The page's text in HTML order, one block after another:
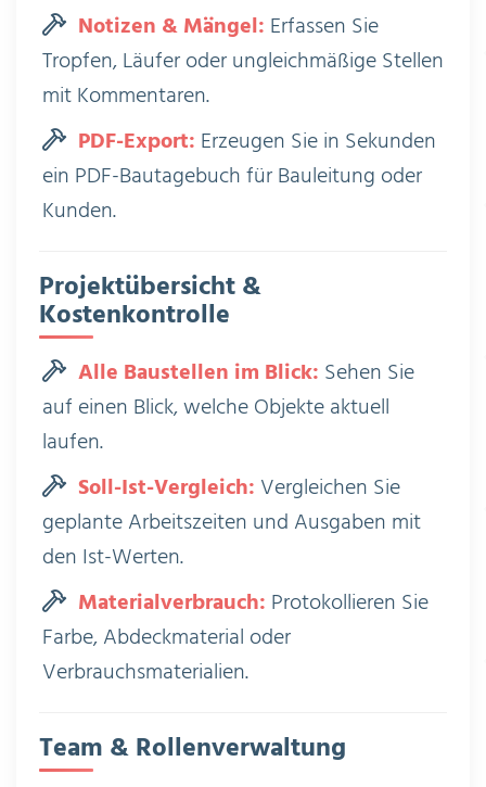
Notizen & Mängel: Erfassen Sie
Tropfen, Läufer oder ungleichmäßige Stellen
mit Kommentaren.
PDF-Export: Erzeugen Sie in Sekunden
ein PDF-Bautagebuch für Bauleitung oder
Kunden.
Projektübersicht &
Kostenkontrolle
Alle Baustellen im Blick: Sehen Sie
auf einen Blick, welche Objekte aktuell
laufen.
Soll-Ist-Vergleich: Vergleichen Sie
geplante Arbeitszeiten und Ausgaben mit
den Ist-Werten.
Materialverbrauch: Protokollieren Sie
Farbe, Abdeckmaterial oder
Verbrauchsmaterialien.
Team & Rollenverwaltung